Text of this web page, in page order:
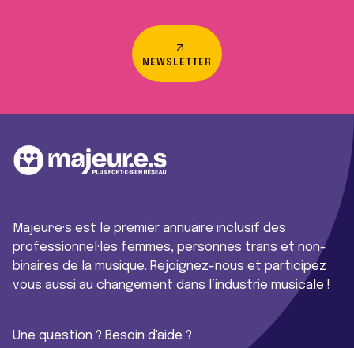
NEWSLETTER
Majeur·e·s est le premier annuaire inclusif des
professionnel·les femmes, personnes trans et non-
binaires de la musique. Rejoignez-nous et participez
vous aussi au changement dans l’industrie musicale !
Une question ? Besoin d'aide ?